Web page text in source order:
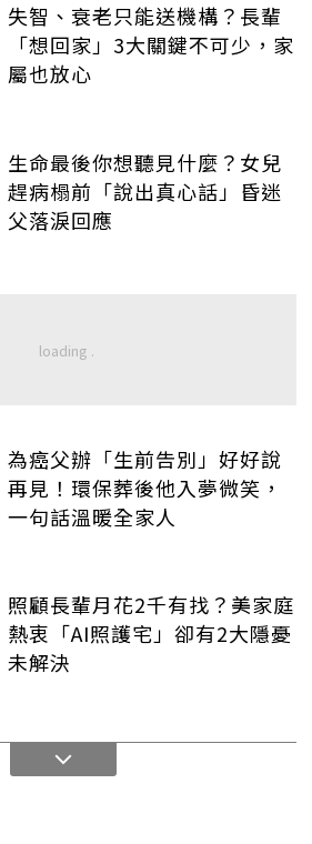
失智、衰老只能送機構？長輩
「想回家」3大關鍵不可少，家
屬也放心
生命最後你想聽見什麼？女兒
趕病榻前「說出真心話」昏迷
父落淚回應
為癌父辦「生前告別」好好說
再見！環保葬後他入夢微笑，
一句話溫暖全家人
照顧長輩月花2千有找？美家庭
熱衷「AI照護宅」卻有2大隱憂
未解決